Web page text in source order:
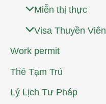
Miễn thị thực
Visa Thuyền Viên
Work permit
Thẻ Tạm Trú
Lý Lịch Tư Pháp